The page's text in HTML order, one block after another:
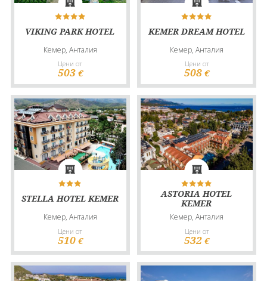
VIKING PARK HOTEL
Кемер, Анталия
Цени от
503 €
KEMER DREAM HOTEL
Кемер, Анталия
Цени от
508 €
STELLA HOTEL KEMER
Кемер, Анталия
Цени от
510 €
ASTORIA HOTEL
KEMER
Кемер, Анталия
Цени от
532 €